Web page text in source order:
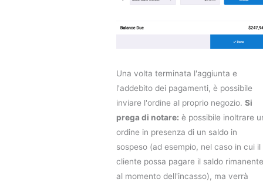
Una volta terminata l'aggiunta e
l'addebito dei pagamenti, è possibile
inviare l'ordine al proprio negozio. Si
prega di notare: è possibile inoltrare
ordine in presenza di un saldo in
sospeso (ad esempio, nel caso in cui il
cliente possa pagare il saldo rimanente
al momento dell'incasso), ma verrà